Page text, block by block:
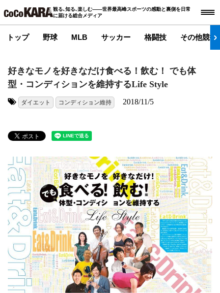
観る､知る､楽しむ――世界最高峰スポーツの感動と裏側を日常
に届ける総合メディア
トップ 野球 MLB サッカー 格闘技 その他競技
好きなモノを好きなだけ食べる！飲む！ でも体
型・コンディションを維持するLife Style
ダイエット コンディション維持 2018/11/5